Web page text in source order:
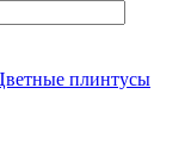
плинтусы